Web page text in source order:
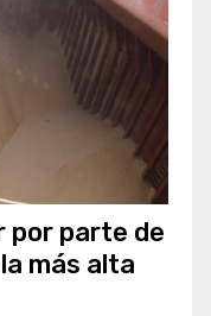
por parte de
más alta